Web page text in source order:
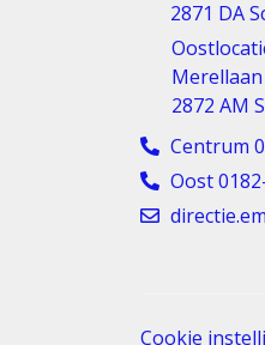
2871 DA
2872 AM
Centrum
Oost
Cookie